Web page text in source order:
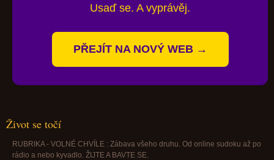
Usaď se. A vyprávěj.
PŘEJÍT NA NOVÝ WEB →
Život se točí
RUBRIKA - VOLNÉ CHVÍLE : Zábava všeho druhu. Od online sudoku až po
rádio a nebo kyvadlo. ŽIJTE A BAVTE SE.